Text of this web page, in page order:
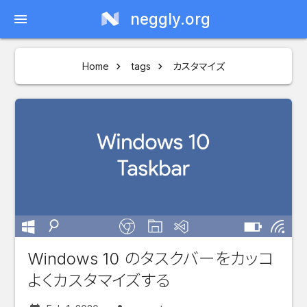
menu neggly.org
Home tags カスタマイズ
Windows 10 のタスクバーをカッコ
よくカスタマイズする